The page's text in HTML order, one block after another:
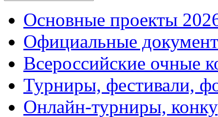
Основные проекты
Официальные
Всероссийские очные
Турниры, фестивали,
Онлайн-турниры,